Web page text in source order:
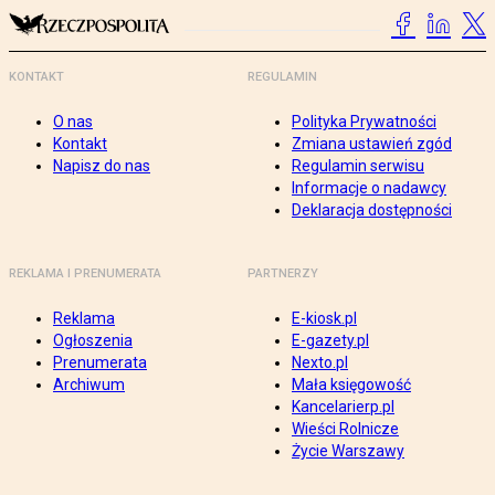
KONTAKT
O nas
Kontakt
Napisz do nas
REGULAMIN
Polityka Prywatności
Zmiana ustawień zgód
Regulamin serwisu
Informacje o nadawcy
Deklaracja dostępności
REKLAMA I PRENUMERATA
Reklama
Ogłoszenia
Prenumerata
Archiwum
PARTNERZY
E-kiosk.pl
E-gazety.pl
Nexto.pl
Mała księgowość
Kancelarierp.pl
Wieści Rolnicze
Życie Warszawy